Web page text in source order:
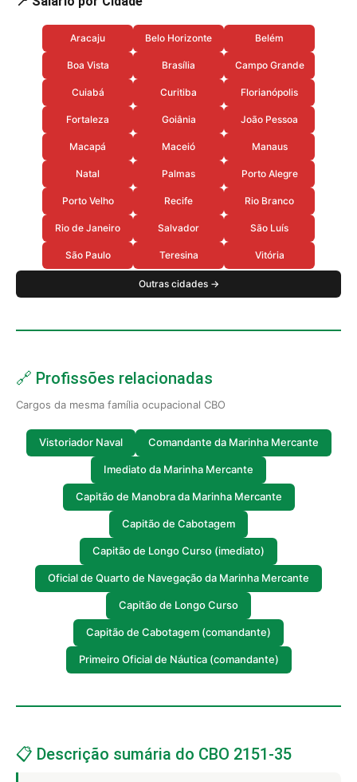
Aracaju Belo Horizonte Belém
Boa Vista Brasília Campo Grande
Cuiabá Curitiba Florianópolis
Fortaleza Goiânia João Pessoa
Macapá Maceió Manaus
Natal Palmas Porto Alegre
Porto Velho Recife Rio Branco
Rio de Janeiro Salvador São Luís
São Paulo Teresina Vitória
Outras cidades →
🔗 Profissões relacionadas
Cargos da mesma família ocupacional CBO
Vistoriador Naval Comandante da Marinha Mercante
Imediato da Marinha Mercante
Capitão de Manobra da Marinha Mercante
Capitão de Cabotagem
Capitão de Longo Curso (imediato)
Oficial de Quarto de Navegação da Marinha Mercante
Capitão de Longo Curso
Capitão de Cabotagem (comandante)
Primeiro Oficial de Náutica (comandante)
📋 Descrição sumária do CBO 2151-35